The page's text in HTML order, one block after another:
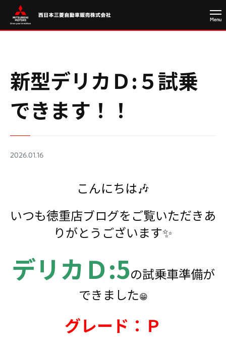
新型デリカＤ:５試乗
できます！！
2026.01.16
こんにちは🎶
いつも徳重店ブログをご覧いただきあ
りがとうございます✨
デリカＤ:5の試乗車準備が
できました😁
グレード：Ｐ